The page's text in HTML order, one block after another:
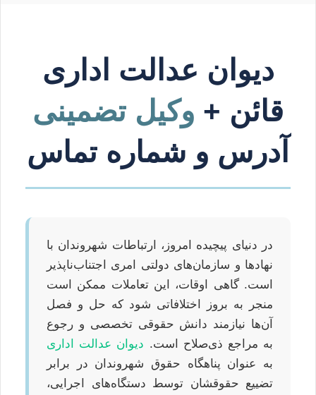
دیوان عدالت اداری
قائن + وکیل تضمینی
آدرس و شماره تماس
در دنیای پیچیده امروز، ارتباطات شهروندان با
نهادها و سازمان‌های دولتی امری اجتناب‌ناپذیر
است. گاهی اوقات، این تعاملات ممکن است
منجر به بروز اختلافاتی شود که حل و فصل
آن‌ها نیازمند دانش حقوقی تخصصی و رجوع
به مراجع ذی‌صلاح است. دیوان عدالت اداری
به عنوان پناهگاه حقوق شهروندان در برابر
تضییع حقوقشان توسط دستگاه‌های اجرایی،